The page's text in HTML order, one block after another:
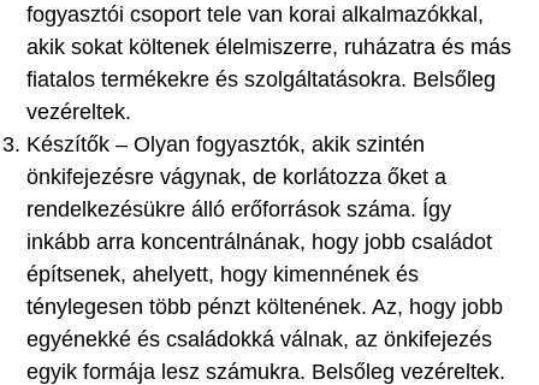
fogyasztói csoport tele van korai alkalmazókkal,
akik sokat költenek élelmiszerre, ruházatra és más
fiatalos termékekre és szolgáltatásokra. Belsőleg
vezéreltek.
Készítők – Olyan fogyasztók, akik szintén
önkifejezésre vágynak, de korlátozza őket a
rendelkezésükre álló erőforrások száma. Így
inkább arra koncentrálnának, hogy jobb családot
építsenek, ahelyett, hogy kimennének és
ténylegesen több pénzt költenének. Az, hogy jobb
egyénekké és családokká válnak, az önkifejezés
egyik formája lesz számukra. Belsőleg vezéreltek.